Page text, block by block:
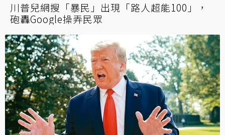
川普兒網搜「暴民」出現「路人超能100」，
砲轟Google操弄民眾